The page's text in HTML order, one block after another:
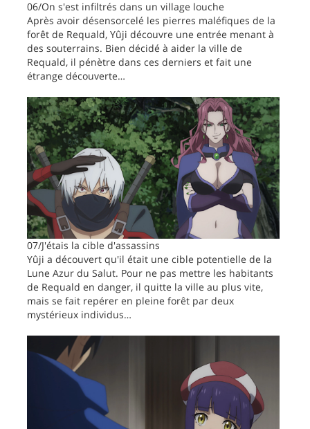
06/On s'est infiltrés dans un village louche
Après avoir désensorcelé les pierres maléfiques de la
forêt de Requald, Yûji découvre une entrée menant à
des souterrains. Bien décidé à aider la ville de
Requald, il pénètre dans ces derniers et fait une
étrange découverte…
07/J'étais la cible d'assassins
Yûji a découvert qu'il était une cible potentielle de la
Lune Azur du Salut. Pour ne pas mettre les habitants
de Requald en danger, il quitte la ville au plus vite,
mais se fait repérer en pleine forêt par deux
mystérieux individus…